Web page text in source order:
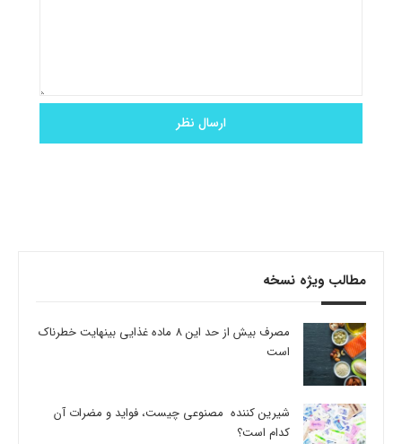
مطالب ویژه نسخه
مصرف بیش از حد این 8 ماده غذایی بینهایت خطرناک
است
شیرین کننده مصنوعی چیست، فواید و مضرات آن
کدام است؟